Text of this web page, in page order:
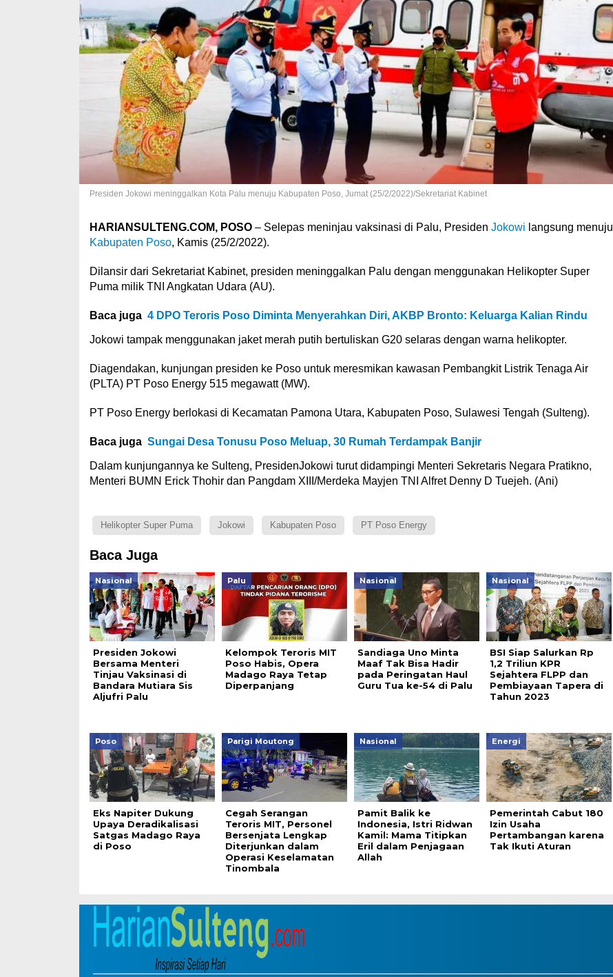
Presiden Jokowi meninggalkan Kota Palu menuju Kabupaten Poso, Jumat (25/2/2022)/Sekretariat Kabinet
HARIANSULTENG.COM, POSO– Selepas meninjau vaksinasi di Palu, Presiden Jokowi langsung menuju
Kabupaten Poso, Kamis (25/2/2022).
Dilansir dari Sekretariat Kabinet, presiden meninggalkan Palu dengan menggunakan Helikopter Super
Puma milik TNI Angkatan Udara (AU).
Baca juga 4 DPO Teroris Poso Diminta Menyerahkan Diri, AKBP Bronto: Keluarga Kalian Rindu
Jokowi tampak menggunakan jaket merah putih bertuliskan G20 selaras dengan warna helikopter.
Diagendakan, kunjungan presiden ke Poso untuk meresmikan kawasan Pembangkit Listrik Tenaga Air
(PLTA) PT Poso Energy 515 megawatt (MW).
PT Poso Energy berlokasi di Kecamatan Pamona Utara, Kabupaten Poso, Sulawesi Tengah (Sulteng).
Baca juga Sungai Desa Tonusu Poso Meluap, 30 Rumah Terdampak Banjir
Dalam kunjungannya ke Sulteng, PresidenJokowi turut didampingi Menteri Sekretaris Negara Pratikno,
Menteri BUMN Erick Thohir dan Pangdam XIII/Merdeka Mayjen TNI Alfret Denny D Tuejeh. (Ani)
Helikopter Super Puma Jokowi Kabupaten Poso PT Poso Energy
Baca Juga
Nasional
Presiden Jokowi
Bersama Menteri
Tinjau Vaksinasi di
Bandara Mutiara Sis
Aljufri Palu
Palu
Kelompok Teroris MIT
Poso Habis, Opera
Madago Raya Tetap
Diperpanjang
Nasional
Sandiaga Uno Minta
Maaf Tak Bisa Hadir
pada Peringatan Haul
Guru Tua ke-54 di Palu
Nasional
BSI Siap Salurkan Rp
1,2 Triliun KPR
Sejahtera FLPP dan
Pembiayaan Tapera di
Tahun 2023
Poso
Eks Napiter Dukung
Upaya Deradikalisasi
Satgas Madago Raya
di Poso
Parigi Moutong
Cegah Serangan
Teroris MIT, Personel
Bersenjata Lengkap
Diterjunkan dalam
Operasi Keselamatan
Tinombala
Nasional
Pamit Balik ke
Indonesia, Istri Ridwan
Kamil: Mama Titipkan
Eril dalam Penjagaan
Allah
Energi
Pemerintah Cabut 180
Izin Usaha
Pertambangan karena
Tak Ikuti Aturan